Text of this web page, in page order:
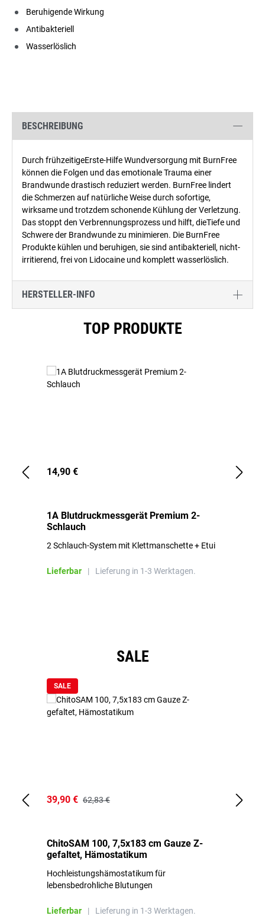
Beruhigende Wirkung
Antibakteriell
Wasserlöslich
BESCHREIBUNG
Durch frühzeitigeErste-Hilfe Wundversorgung mit BurnFree
können die Folgen und das emotionale Trauma einer
Brandwunde drastisch reduziert werden. BurnFree lindert
die Schmerzen auf natürliche Weise durch sofortige,
wirksame und trotzdem schonende Kühlung der Verletzung.
Das stoppt den Verbrennungsprozess und hilft, dieTiefe und
Schwere der Brandwunde zu minimieren. Die BurnFree
Produkte kühlen und beruhigen, sie sind antibakteriell, nicht-
irritierend, frei von Lidocaine und komplett wasserlöslich.
HERSTELLER-INFO
TOP PRODUKTE
14,90 €
1A Blutdruckmessgerät Premium 2-
Schlauch
2 Schlauch-System mit Klettmanschette + Etui
Lieferbar | Lieferung in 1-3 Werktagen.
SALE
SALE
39,90 € 62,83 €
ChitoSAM 100, 7,5x183 cm Gauze Z-
gefaltet, Hämostatikum
Hochleistungshämostatikum für
lebensbedrohliche Blutungen
Lieferbar | Lieferung in 1-3 Werktagen.